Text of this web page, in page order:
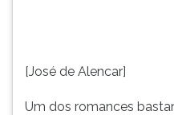
pausar
[José de Alencar]
Um dos romances